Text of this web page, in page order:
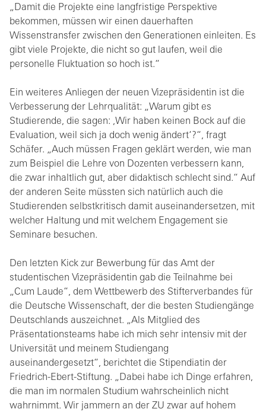
„Damit die Projekte eine langfristige Perspektive
bekommen, müssen wir einen dauerhaften
Wissenstransfer zwischen den Generationen einleiten. Es
gibt viele Projekte, die nicht so gut laufen, weil die
personelle Fluktuation so hoch ist.“
Ein weiteres Anliegen der neuen Vizepräsidentin ist die
Verbesserung der Lehrqualität: „Warum gibt es
Studierende, die sagen: ,Wir haben keinen Bock auf die
Evaluation, weil sich ja doch wenig ändert‘?“, fragt
Schäfer. „Auch müssen Fragen geklärt werden, wie man
zum Beispiel die Lehre von Dozenten verbessern kann,
die zwar inhaltlich gut, aber didaktisch schlecht sind.“ Auf
der anderen Seite müssten sich natürlich auch die
Studierenden selbstkritisch damit auseinandersetzen, mit
welcher Haltung und mit welchem Engagement sie
Seminare besuchen.
Den letzten Kick zur Bewerbung für das Amt der
studentischen Vizepräsidentin gab die Teilnahme bei
„Cum Laude“, dem Wettbewerb des Stifterverbandes für
die Deutsche Wissenschaft, der die besten Studiengänge
Deutschlands auszeichnet. „Als Mitglied des
Präsentationsteams habe ich mich sehr intensiv mit der
Universität und meinem Studiengang
auseinandergesetzt“, berichtet die Stipendiatin der
Friedrich-Ebert-Stiftung. „Dabei habe ich Dinge erfahren,
die man im normalen Studium wahrscheinlich nicht
wahrnimmt. Wir jammern an der ZU zwar auf hohem